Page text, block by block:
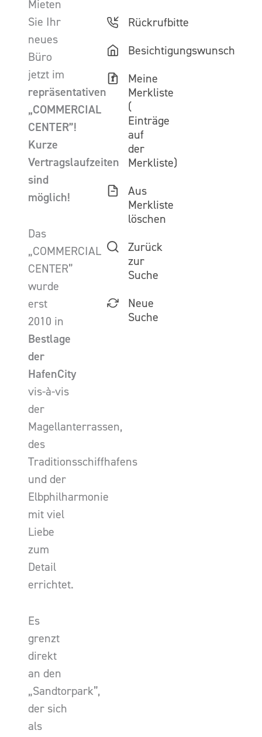
Mieten
Sie Ihr
neues
Büro
jetzt im
repräsentativen
„COMMERCIAL
CENTER”!
Kurze
Vertragslaufzeiten
sind
möglich!
Das
„COMMERCIAL
CENTER”
wurde
erst
2010 in
Bestlage
der
HafenCity
vis-à-vis
der
Magellanterrassen,
des
Traditionsschiffhafens
und der
Elbphilharmonie
mit viel
Liebe
zum
Detail
errichtet.
Es
grenzt
direkt
an den
„Sandtorpark”,
der sich
als
Rückrufbitte
Besichtigungswunsch
Meine
Merkliste
(
Einträge
auf
der
Merkliste)
Aus
Merkliste
löschen
Zurück
zur
Suche
Neue
Suche